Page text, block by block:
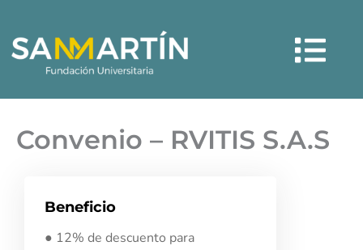
contenido
Menú
Convenio – RVITIS S.A.S
Beneficio
● 12% de descuento para